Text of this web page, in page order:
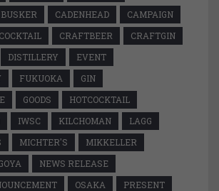
BUSKER CADENHEAD
CAMPAIGN
COCKTAIL CRAFTBEER
CRAFTGIN
DISTILLERY
EVENT
FUKUOKA
GIN
GOODS
HOTCOCKTAIL
IWSC KILCHOMAN
LAGG
MICHTER'S
MIKKELLER
NEWS RELEASE
OSAKA
PRESENT